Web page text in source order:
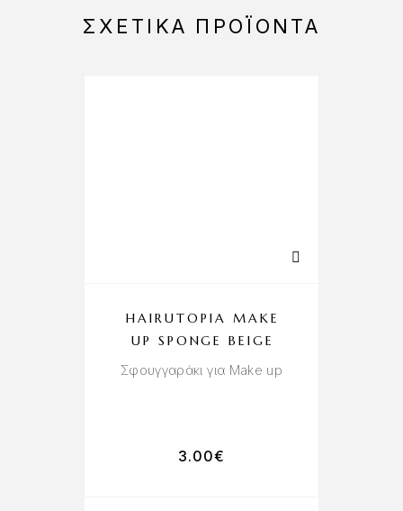
ΣΧΕΤΙΚΆ ΠΡΟΪΌΝΤΑ
HAIRUTOPIA MAKE
UP SPONGE BEIGE
Σφουγγαράκι για Make up
3.00€